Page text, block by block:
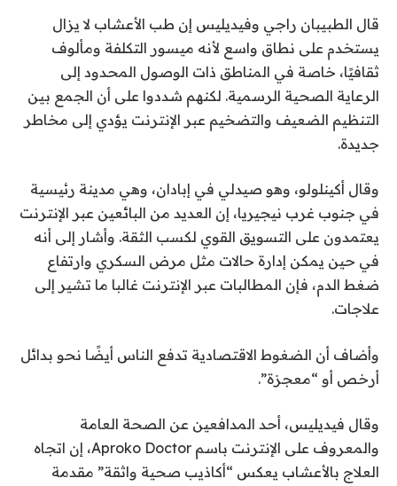
قال الطبيبان راجي وفيديليس إن طب الأعشاب لا يزال
يستخدم على نطاق واسع لأنه ميسور التكلفة ومألوف
ثقافيًا، خاصة في المناطق ذات الوصول المحدود إلى
الرعاية الصحية الرسمية. لكنهم شددوا على أن الجمع بين
التنظيم الضعيف والتضخيم عبر الإنترنت يؤدي إلى مخاطر
جديدة.
وقال أكينلولو، وهو صيدلي في إبادان، وهي مدينة رئيسية
في جنوب غرب نيجيريا، إن العديد من البائعين عبر الإنترنت
يعتمدون على التسويق القوي لكسب الثقة. وأشار إلى أنه
في حين يمكن إدارة حالات مثل مرض السكري وارتفاع
ضغط الدم، فإن المطالبات عبر الإنترنت غالبا ما تشير إلى
علاجات.
وأضاف أن الضغوط الاقتصادية تدفع الناس أيضًا نحو بدائل
أرخص أو “معجزة”.
وقال فيديليس، أحد المدافعين عن الصحة العامة
والمعروف على الإنترنت باسم Aproko Doctor، إن اتجاه
العلاج بالأعشاب يعكس “أكاذيب صحية واثقة” مقدمة